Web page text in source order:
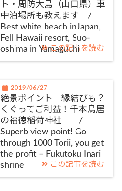
ト・周防大島（山口県）車
中泊場所も教えます /
Best white beach inJapan,
Fell Hawaii resort, Suo-
oshima in Yamaguchi
この記事を読む
2019/06/27
絶景ポイント 縁結びも？
くぐってご利益！千本鳥居
の福徳稲荷神社 /
Superb view point! Go
through 1000 Torii, you get
the profit – Fukutoku Inari
shrine
この記事を読む